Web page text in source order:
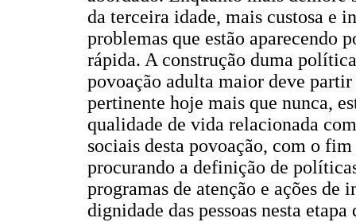
da terceira idade, mais custosa e
problemas que estão aparecendo
rápida. A construção duma
povoação adulta maior deve
pertinente hoje mais que nunca,
qualidade de vida relacionada
sociais desta povoação, com o
procurando a definição de
programas de atenção e ações de
dignidade das pessoas nesta